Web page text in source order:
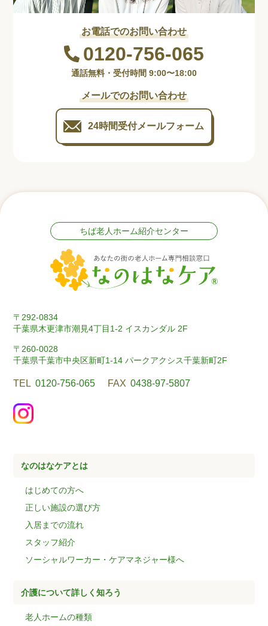
お電話でのお問い合わせ
0120-756-065
通話無料・受付時間 9:00〜18:00
メールでのお問い合わせ
24時間受付メールフォーム
ちば老人ホーム紹介センター
〒292-0834
千葉県木更津市潮見4丁目1-2 イスカンダル 2F
〒260-0028
千葉県千葉市中央区新町1-14 パークアクシス千葉新町2F
TEL 0120-756-065 FAX 0438-97-5807
なのはなケアとは
はじめての方へ
正しい施設の選び方
入居までの流れ
スタッフ紹介
ソーシャルワーカー・ケアマネジャー様へ
介護について詳しく知ろう
老人ホームの種類